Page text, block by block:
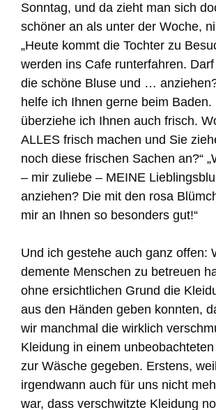
Sonntag, und da zieht man sich
schöner an als unter der Woche,
„Heute kommt die Tochter zu
werden ins Cafe runterfahren.
die schöne Bluse und …
helfe ich Ihnen gerne beim Baden.
überziehe ich Ihnen auch frisch.
ALLES frisch machen und Sie
noch diese frischen Sachen an?“
– mir zuliebe – MEINE
anziehen? Die mit den rosa
mir an Ihnen so besonders gut!“
Und ich gestehe auch ganz offen:
demente Menschen zu betreuen
ohne ersichtlichen Grund die
aus den Händen geben konnten,
wir manchmal die wirklich
Kleidung in einem
zur Wäsche gegeben. Erstens,
irgendwann auch für uns nicht
war, dass verschwitzte Kleidung